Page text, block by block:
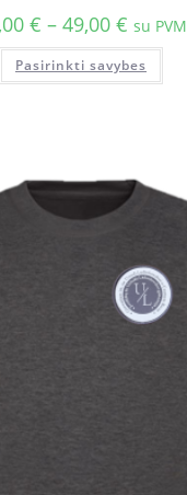
€ – 49,00 € su PVM
Pasirinkti savybes